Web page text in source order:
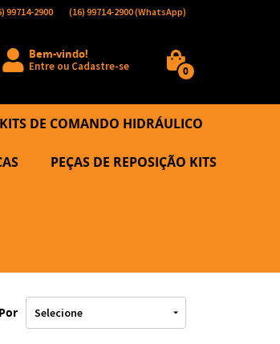
99714-2900 (16)99714-2900(WhatsApp)
Bem-vindo!
Entre ou Cadastre-se 0
KITS DE COMANDO HIDRÁULICO
PEÇAS DE REPOSIÇÃO KITS
Selecione